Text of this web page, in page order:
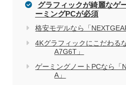
グラフィックが綺麗なゲ
ーミングPCが必須
格安モデルなら「
4Kグラフィックにこだわる
A7G6T」
ゲーミングノートPCなら「
A」